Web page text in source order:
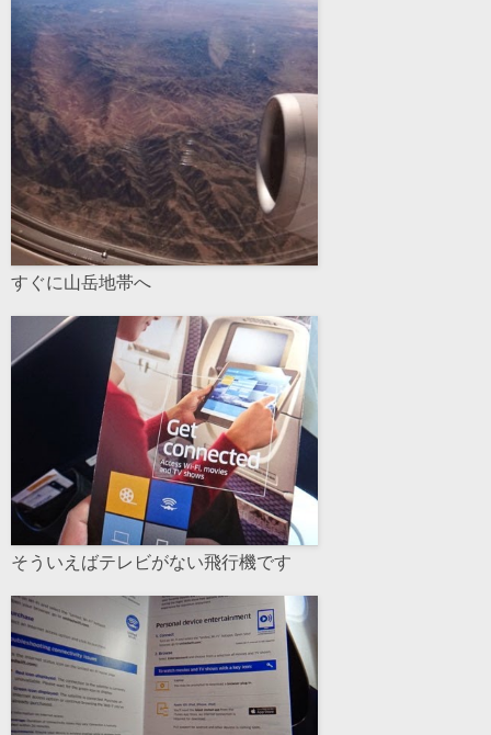
すぐに山岳地帯へ
そういえばテレビがない飛行機です